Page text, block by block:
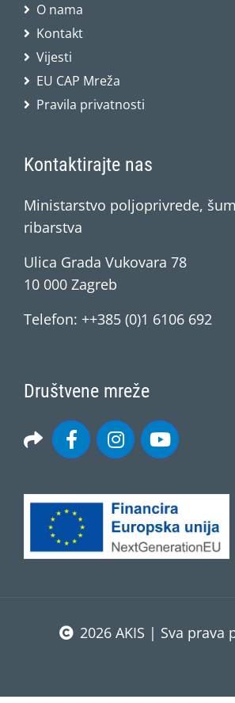
O nama
Kontakt
Vijesti
EU CAP Mreža
Pravila privatnosti
Kontaktirajte nas
Ministarstvo poljoprivrede,
ribarstva
Ulica Grada Vukovara 78
10 000 Zagreb
Telefon: ++385 (0)1 6106 692
Društvene mreže
2026 AKIS | Sva prava